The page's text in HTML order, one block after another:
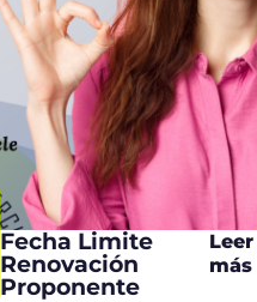
Fecha Limite
Renovación
Proponente
Leer
más